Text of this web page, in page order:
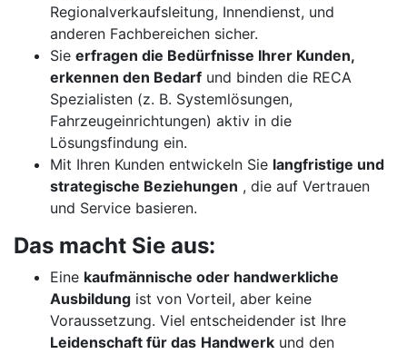
Regionalverkaufsleitung, Innendienst, und
anderen Fachbereichen sicher.
Sie erfragen die Bedürfnisse Ihrer Kunden,
erkennen den Bedarf und binden die RECA
Spezialisten (z. B. Systemlösungen,
Fahrzeugeinrichtungen) aktiv in die
Lösungsfindung ein.
Mit Ihren Kunden entwickeln Sie langfristige und
strategische Beziehungen , die auf Vertrauen
und Service basieren.
Das macht Sie aus:
Eine kaufmännische oder handwerkliche
Ausbildung ist von Vorteil, aber keine
Voraussetzung. Viel entscheidender ist Ihre
Leidenschaft für das Handwerk und den